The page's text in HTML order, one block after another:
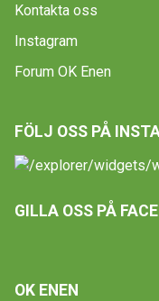
Kontakta oss
Instagram
Forum OK Enen
FÖLJ OSS PÅ
GILLA OSS PÅ
OK ENEN